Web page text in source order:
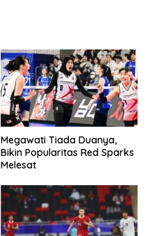
Megawati Tiada Duanya,
Bikin Popularitas Red Sparks
Melesat